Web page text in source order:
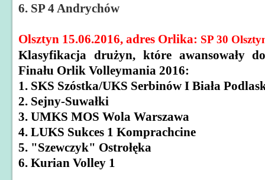
6. SP 4 Andrychów
Olsztyn 15.06.2016, adres Orlika: SP 30
Klasyfikacja drużyn, które awansowały
Finału Orlik Volleymania 2016:
1. SKS Szóstka/UKS Serbinów I Biała
2. Sejny-Suwałki
3. UMKS MOS Wola Warszawa
4. LUKS Sukces 1 Komprachcine
5. "Szewczyk" Ostrołęka
6. Kurian Volley 1